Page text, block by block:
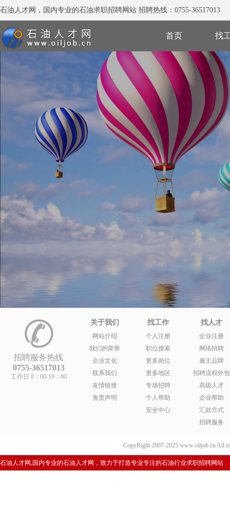
石油人才网，国内专业的石油求职招聘网站 招聘热线：0755-36517013
首页 找
招聘服务热线
0755-36517013
工作日 8：00-19：00
关于我们
网站介绍
我们的荣誉
企业文化
联系我们
友情链接
免责声明
找工作
个人注册
职位搜索
更多岗位
更多地区
专场招聘
个人帮助
安全中心
找人才
企业注册
网络招聘
雇主品牌
招聘流程外包
高级人才
企业帮助
汇款方式
招聘服务
CopyRight 2007-2025 www.oiljob.cn All
石油人才网,国内专业的石油人才网，致力于打造专业专注的石油行业求职招聘网站